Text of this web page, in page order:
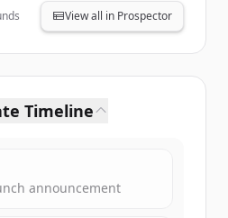
View all in Prospector
Timeline
announcement